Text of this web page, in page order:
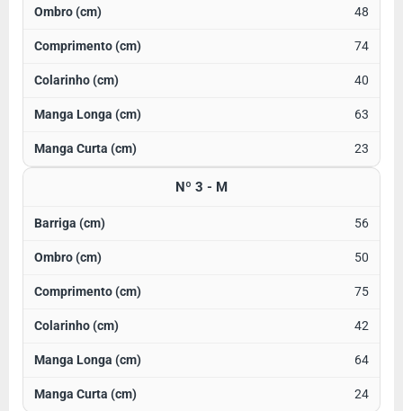
48
74
40
63
23
Nº 3 - M
56
50
75
42
64
24